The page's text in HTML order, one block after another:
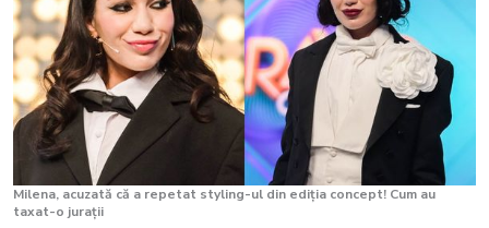
Milena, acuzată că a repetat styling-ul din ediția concept! Cum au
taxat-o jurații